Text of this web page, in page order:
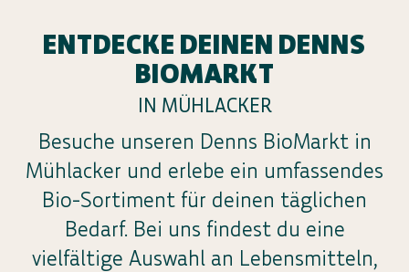
ENTDECKE DEINEN DENNS
BIOMARKT
IN MÜHLACKER
Besuche unseren Denns BioMarkt in
Mühlacker und erlebe ein umfassendes
Bio-Sortiment für deinen täglichen
Bedarf. Bei uns findest du eine
vielfältige Auswahl an Lebensmitteln,